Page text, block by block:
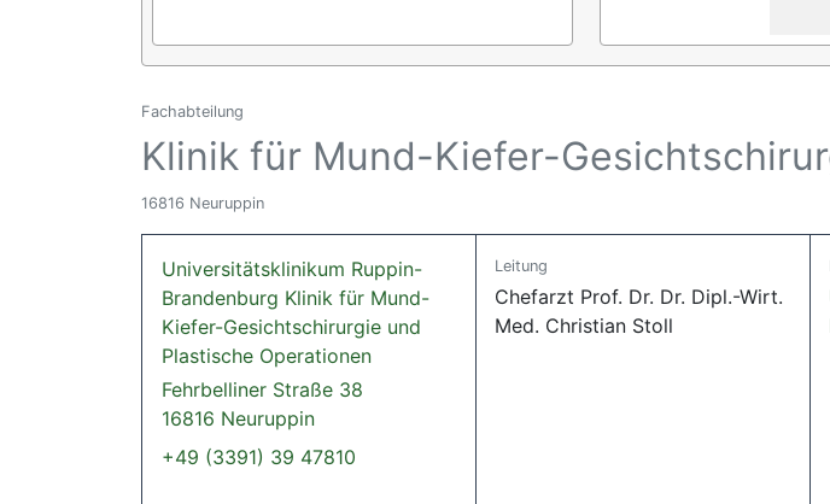
Fachabteilung
Klinik für Mund-Kiefer-
16816 Neuruppin
Universitätsklinikum Ruppin-
Brandenburg Klinik für Mund-
Kiefer-Gesichtschirurgie und
Plastische Operationen
Fehrbelliner Straße 38
16816 Neuruppin
+49 (3391) 39 47810
Leitung
Chefarzt Prof. Dr. Dr. Dipl.-Wirt.
Med. Christian Stoll